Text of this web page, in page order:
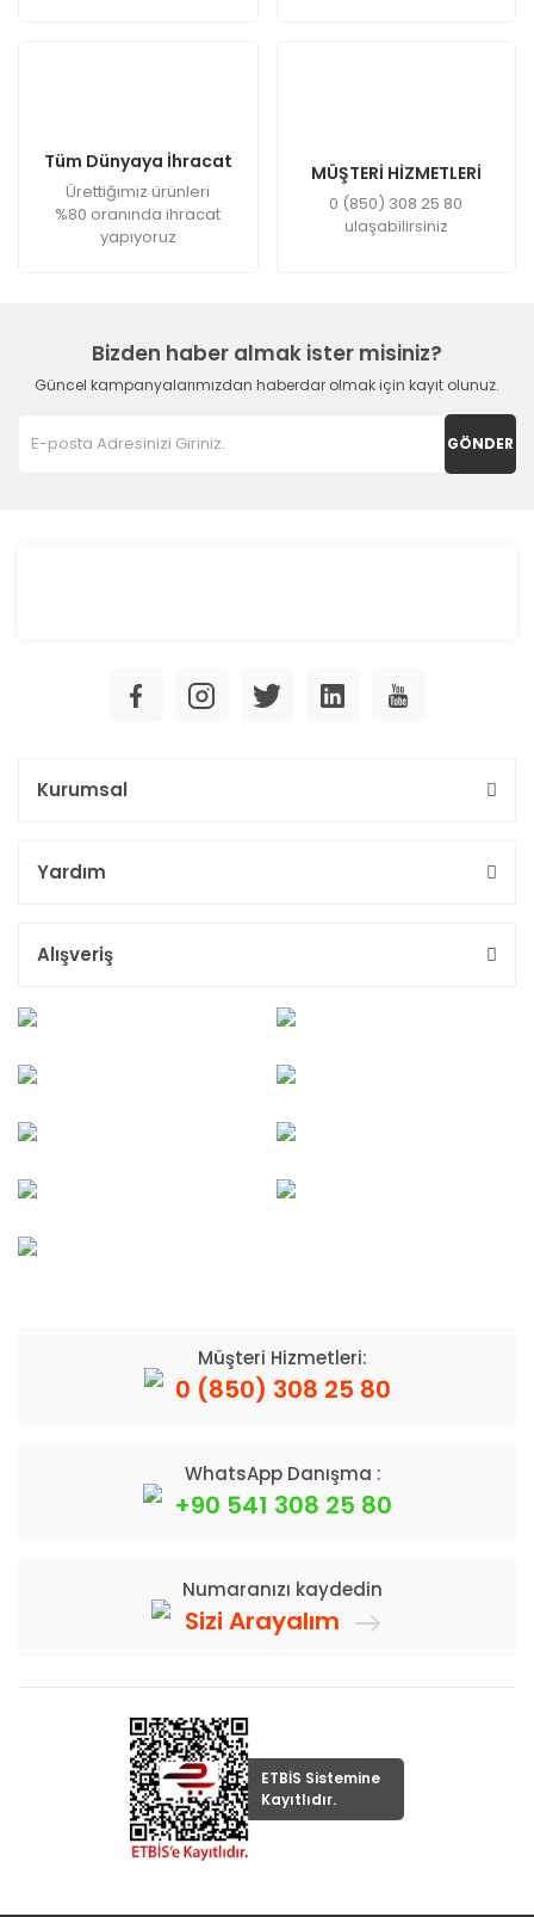
Tüm Dünyaya İhracat
Ürettiğimiz ürünleri
%80 oranında ihracat
yapıyoruz
MÜŞTERİ HİZMETLERİ
0 (850) 308 25 80
ulaşabilirsiniz
Bizden haber almak ister misiniz?
Güncel kampanyalarımızdan haberdar olmak için kayıt olunuz.
GÖNDER
Kurumsal
Yardım
Alışveriş
Müşteri Hizmetleri:
0 (850) 308 25 80
WhatsApp Danışma :
+90 541 308 25 80
Numaranızı kaydedin
Sizi Arayalım
ETBİS Sistemine
Kayıtlıdır.